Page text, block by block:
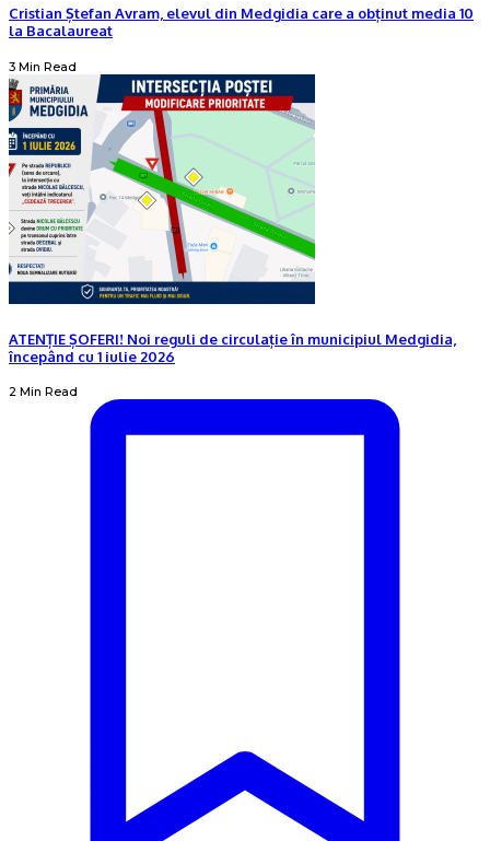
Cristian Ștefan Avram, elevul din Medgidia care a obținut media 10
la Bacalaureat
3 Min Read
ATENȚIE ȘOFERI! Noi reguli de circulație în municipiul Medgidia,
începând cu 1 iulie 2026
2 Min Read